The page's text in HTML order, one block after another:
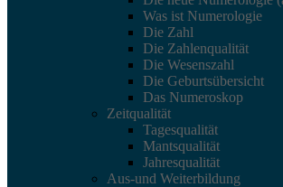
Was ist Numerologie
Die Zahl
Die Zahlenqualität
Die Wesenszahl
Die Geburtsübersicht
Das Numeroskop
Zeitqualität
Tagesqualität
Mantsqualität
Jahresqualität
Aus-und Weiterbildung